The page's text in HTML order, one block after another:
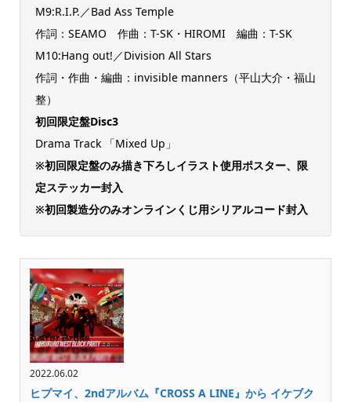
M9:R.I.P.／Bad Ass Temple
作詞：SEAMO 作曲：T-SK・HIROMI 編曲：T-SK
M10:Hang out!／Division All Stars
作詞・作曲・編曲：invisible manners（平山大介・福山
整）
初回限定盤Disc3
Drama Track 「Mixed Up」
※初回限定盤のみ描き下ろしイラスト使用ポスター、限
定ステッカー封入
※初回製造分のみオンラインくじ用シリアルコード封入
2022.06.02
ヒプマイ、2ndアルバム『CROSS A LINE』から イケブク